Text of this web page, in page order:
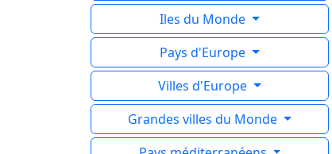
Iles du Monde
Pays d'Europe
Villes d'Europe
Grandes villes du Monde